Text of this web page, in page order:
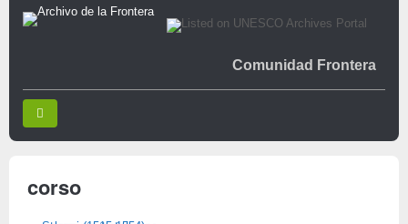
Comunidad Frontera
corso